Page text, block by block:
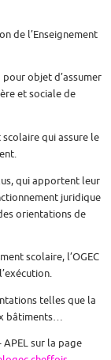
de l’Enseignement
pour objet d’assumer
et sociale de
qui assure le
qui apportent leur
juridique
orientations de
scolaire, l’OGEC
telles que la
bâtiments…
sur la page